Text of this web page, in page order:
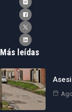
Más leídas